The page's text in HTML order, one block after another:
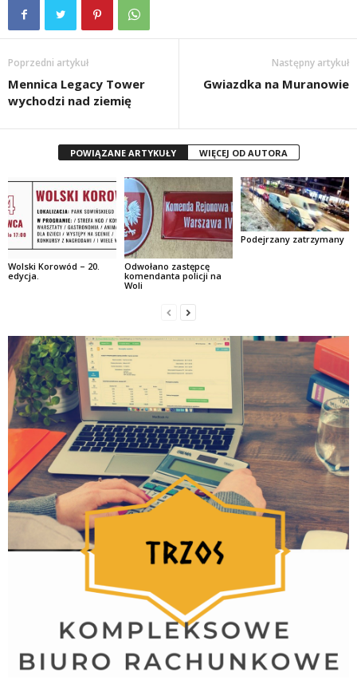
Poprzedni artykuł
Mennica Legacy Tower
wychodzi nad ziemię
Następny artykuł
Gwiazdka na Muranowie
POWIĄZANE ARTYKUŁY WIĘCEJ OD AUTORA
Wolski Korowód – 20.
edycja.
Odwołano zastępcę
komendanta policji na
Woli
Podejrzany zatrzymany